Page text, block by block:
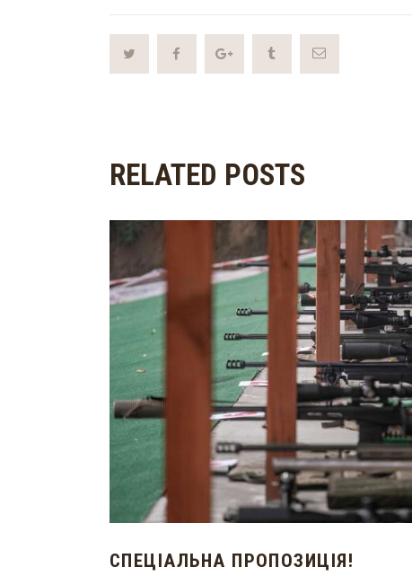
RELATED POSTS
СПЕЦІАЛЬНА ПРОПОЗИЦІЯ!